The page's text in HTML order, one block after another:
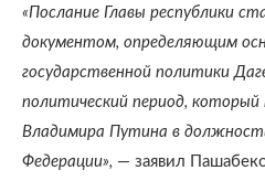
«Послание Главы республики
документом, определяющим
государственной политики
политический период, который
Владимира Путина в
Федерации», — заявил